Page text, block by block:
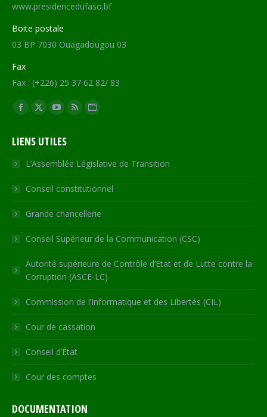
www.presidencedufaso.bf
Boite postale
03 BP 7030 Ouagadougou 03
Fax
Fax : (+226) 25 37 62 82/ 83
Trouvez nous sur :
Facebook
opens
in
new
window
X
opens
in
new
window
YouTube
opens
in
new
window
RSS
in
new
window
Site
opens
in
new
LIENS UTILES
L’Assemblée Législative de Transition
Conseil constitutionnel
Grande chancellerie
Conseil Supérieur de la Communication (CSC)
Autorité supérieure de Contrôle d’Etat et de Lutte contre la
Corruption (ASCE-LC)
Commission de l’Informatique et des Libertés (CIL)
Cour de cassation
Conseil d’État
Cour des comptes
DOCUMENTATION